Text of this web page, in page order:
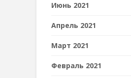
Июнь 2021
Апрель 2021
Март 2021
Февраль 2021